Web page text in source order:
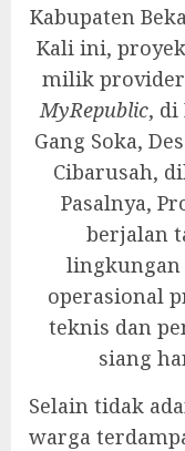
Kabupaten
Kali ini,
milik provider
MyRepublic, di
Gang Soka,
Cibarusah,
Pasalnya,
berjalan
lingkungan
operasional
teknis dan
siang
‎Selain tidak
warga